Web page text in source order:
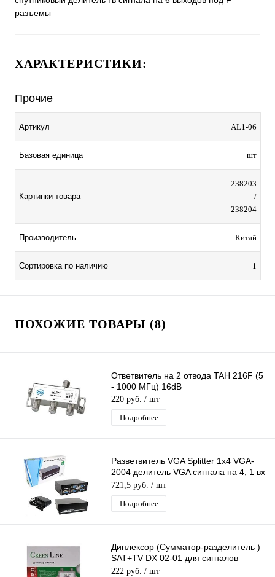
разъемы
ХАРАКТЕРИСТИКИ:
Прочие
Артикул AL1-06
Базовая единица шт
Картинки товара
238203
/
238204
Производитель Китай
Сортировка по наличию 1
ПОХОЖИЕ ТОВАРЫ (8)
Ответвитель на 2 отвода TAH 216F (5
- 1000 МГц) 16dB
220 руб. / шт
Подробнее
Разветвитель VGA Splitter 1x4 VGA-
2004 делитель VGA сигнала на 4, 1 вх
- 4 вых, 4Port (black)
721,5 руб. / шт
Подробнее
Диплексор (Сумматор-разделитель )
SAT+TV DX 02-01 для сигналов
спутникового и эфирного ТВ
222 руб. / шт